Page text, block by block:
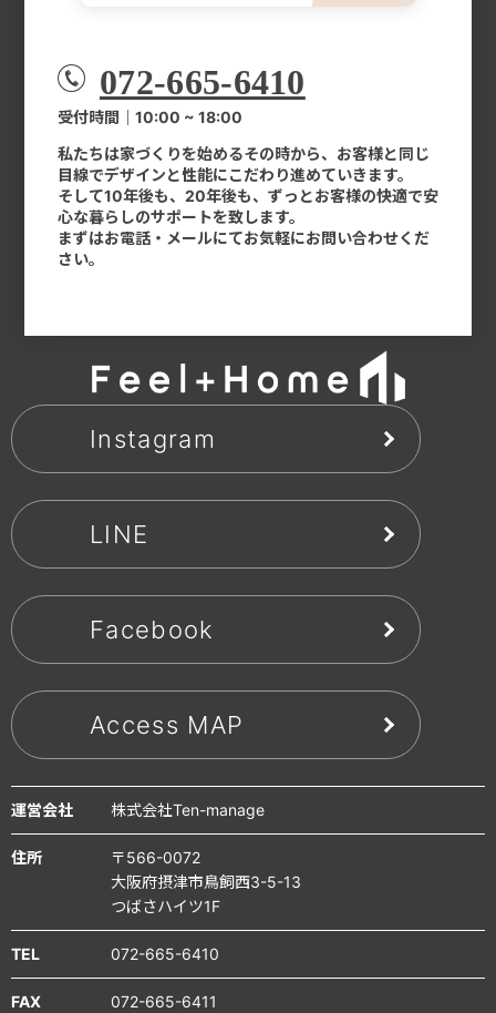
072-665-6410
受付時間｜10:00 ~ 18:00
私たちは家づくりを始めるその時から、お客様と同じ
目線でデザインと性能にこだわり進めていきます。
そして10年後も、20年後も、ずっとお客様の快適で安
心な暮らしのサポートを致します。
まずはお電話・メールにてお気軽にお問い合わせくだ
さい。
Instagram
LINE
Facebook
Access MAP
運営会社 株式会社Ten-manage
住所
〒566-0072
大阪府摂津市鳥飼西3-5-13
つばさハイツ1F
TEL 072-665-6410
FAX 072-665-6411